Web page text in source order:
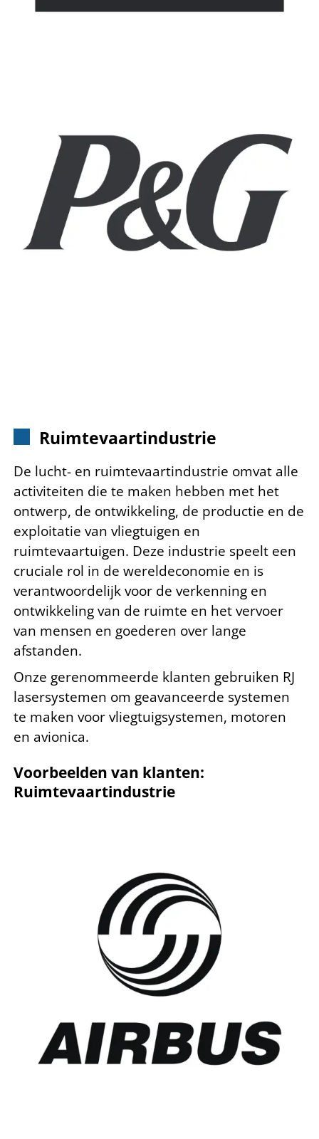
Ruimtevaartindustrie
De lucht- en ruimtevaartindustrie omvat alle
activiteiten die te maken hebben met het
ontwerp, de ontwikkeling, de productie en de
exploitatie van vliegtuigen en
ruimtevaartuigen. Deze industrie speelt een
cruciale rol in de wereldeconomie en is
verantwoordelijk voor de verkenning en
ontwikkeling van de ruimte en het vervoer
van mensen en goederen over lange
afstanden.
Onze gerenommeerde klanten gebruiken RJ
lasersystemen om geavanceerde systemen
te maken voor vliegtuigsystemen, motoren
en avionica.
Voorbeelden van klanten:
Ruimtevaartindustrie